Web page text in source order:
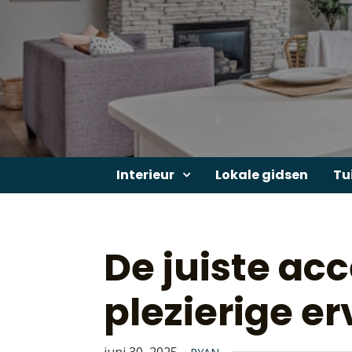
Interieur Lokale gidsen
De juiste
plezierige